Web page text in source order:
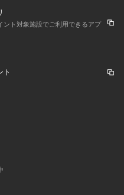
ント対象施設でご利用できるアプ
ト